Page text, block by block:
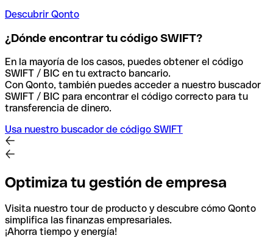
Descubrir Qonto
¿Dónde encontrar tu código SWIFT?
En la mayoría de los casos, puedes obtener el código
SWIFT / BIC en tu extracto bancario.
Con Qonto, también puedes acceder a nuestro buscador
SWIFT / BIC para encontrar el código correcto para tu
transferencia de dinero.
Usa nuestro buscador de código SWIFT
Optimiza tu gestión de empresa
Visita nuestro tour de producto y descubre cómo Qonto
simplifica las finanzas empresariales.
¡Ahorra tiempo y energía!